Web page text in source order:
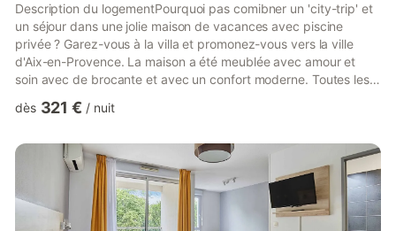
Description du logementPourquoi pas comibner un 'city-trip' et
un séjour dans une jolie maison de vacances avec piscine
privée ? Garez-vous à la villa et promonez-vous vers la ville
d'Aix-en-Provence. La maison a été meublée avec amour et
soin avec de brocante et avec un confort moderne. Toutes les
dispose de sa propre salle de bains. Depuis le salon, accès
piscine après une journée de shoppingLa maison de vacances
se trouve à seulement 2 km du célèbre Cours de Mirabeau, ...
dès 321 € / nuit